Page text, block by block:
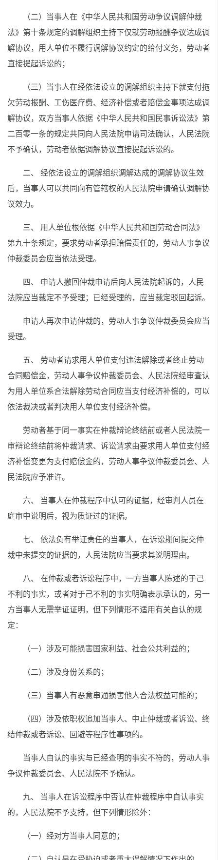
（二）当事人在《中华人民共和国劳动争议调解仲裁
法》第十条规定的调解组织主持下仅就劳动报酬争议达成调
解协议，用人单位不履行调解协议约定的给付义务，劳动者
直接提起诉讼的；
（三）当事人在经依法设立的调解组织主持下就支付拖
欠劳动报酬、工伤医疗费、经济补偿或者赔偿金事项达成调
解协议，双方当事人依据《中华人民共和国民事诉讼法》第
二百零一条的规定共同向人民法院申请司法确认，人民法院
不予确认，劳动者依据调解协议直接提起诉讼的。
二、 经依法设立的调解组织调解达成的调解协议生效
后，当事人可以共同向有管辖权的人民法院申请确认调解协
议效力。
三、 用人单位根依据《中华人民共和国劳动合同法》
第九十条规定，要求劳动者承担赔偿责任的，劳动人事争议
仲裁委员会应当依法受理。
四、 申请人撤回仲裁申请后向人民法院起诉的，人民
法院应当裁定不予受理；已经受理的，应当裁定驳回起诉。
申请人再次申请仲裁的，劳动人事争议仲裁委员会应当
受理。
五、 劳动者请求用人单位支付违法解除或者终止劳动
合同赔偿金，劳动人事争议仲裁委员会、人民法院经审查认
为用人单位系合法解除劳动合同应当支付经济补偿的，可以
依法裁决或者判决用人单位支付经济补偿。
劳动者基于同一事实在仲裁辩论终结前或者人民法院一
审辩论终结前将仲裁请求、诉讼请求由要求用人单位支付经
济补偿变更为支付赔偿金的，劳动人事争议仲裁委员会、人
民法院应予准许。
六、 当事人在仲裁程序中认可的证据，经审判人员在
庭审中说明后，视为质证过的证据。
七、 依法负有举证责任的当事人，在诉讼期间提交仲
裁中未提交的证据的，人民法院应当要求其说明理由。
八、 在仲裁或者诉讼程序中，一方当事人陈述的于己
不利的事实，或者对于己不利的事实明确表示承认的，另一
方当事人无需举证证明，但下列情形不适用有关自认的规
定：
（一）涉及可能损害国家利益、社会公共利益的；
（二）涉及身份关系的；
（三）当事人有恶意串通损害他人合法权益可能的；
（四）涉及依职权追加当事人、中止仲裁或者诉讼、终
结仲裁或者诉讼、回避等程序性事项的。
当事人自认的事实与已经查明的事实不符的，劳动人事
争议仲裁委员会、人民法院不予确认。
九、 当事人在诉讼程序中否认在仲裁程序中自认事实
的，人民法院不予支持，但下列情形除外：
（一）经对方当事人同意的；